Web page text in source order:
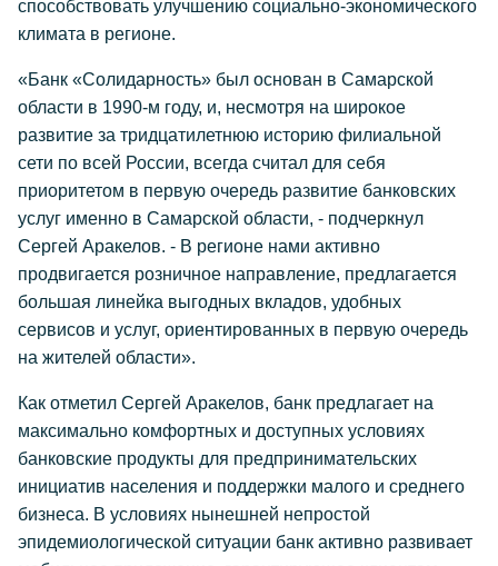
способствовать улучшению социально-экономического
климата в регионе.
«Банк «Солидарность» был основан в Самарской
области в 1990-м году, и, несмотря на широкое
развитие за тридцатилетнюю историю филиальной
сети по всей России, всегда считал для себя
приоритетом в первую очередь развитие банковских
услуг именно в Самарской области, - подчеркнул
Сергей Аракелов. - В регионе нами активно
продвигается розничное направление, предлагается
большая линейка выгодных вкладов, удобных
сервисов и услуг, ориентированных в первую очередь
на жителей области».
Как отметил Сергей Аракелов, банк предлагает на
максимально комфортных и доступных условиях
банковские продукты для предпринимательских
инициатив населения и поддержки малого и среднего
бизнеса. В условиях нынешней непростой
эпидемиологической ситуации банк активно развивает